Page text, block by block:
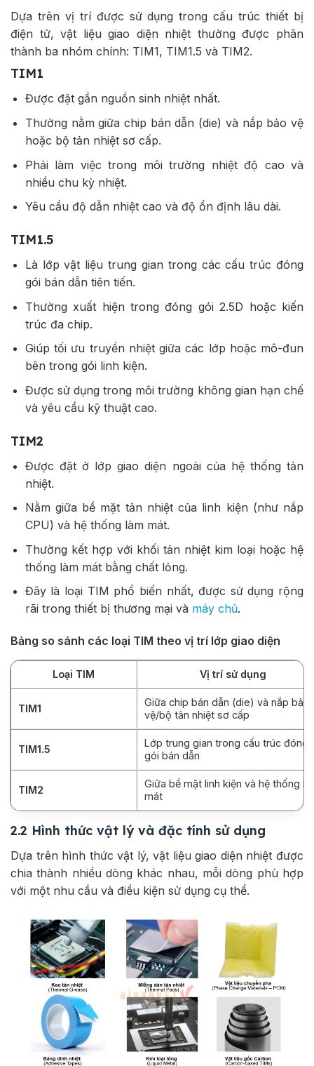
Dựa trên vị trí được sử dụng trong cấu trúc thiết bị
điện tử, vật liệu giao diện nhiệt thường được phân
thành ba nhóm chính: TIM1, TIM1.5 và TIM2.
TIM1
Được đặt gần nguồn sinh nhiệt nhất.
Thường nằm giữa chip bán dẫn (die) và nắp bảo vệ
hoặc bộ tản nhiệt sơ cấp.
Phải làm việc trong môi trường nhiệt độ cao và
nhiều chu kỳ nhiệt.
Yêu cầu độ dẫn nhiệt cao và độ ổn định lâu dài.
TIM1.5
Là lớp vật liệu trung gian trong các cấu trúc đóng
gói bán dẫn tiên tiến.
Thường xuất hiện trong đóng gói 2.5D hoặc kiến
trúc đa chip.
Giúp tối ưu truyền nhiệt giữa các lớp hoặc mô-đun
bên trong gói linh kiện.
Được sử dụng trong môi trường không gian hạn chế
và yêu cầu kỹ thuật cao.
TIM2
Được đặt ở lớp giao diện ngoài của hệ thống tản
nhiệt.
Nằm giữa bề mặt tản nhiệt của linh kiện (như nắp
CPU) và hệ thống làm mát.
Thường kết hợp với khối tản nhiệt kim loại hoặc hệ
thống làm mát bằng chất lỏng.
Đây là loại TIM phổ biến nhất, được sử dụng rộng
rãi trong thiết bị thương mại và máy chủ.
Bảng so sánh các loại TIM theo vị trí lớp giao diện
Loại TIM Vị trí sử dụng
TIM1
Giữa chip bán dẫn (die) và nắp bảo
vệ/bộ tản nhiệt sơ cấp
TIM1.5
Lớp trung gian trong cấu trúc đóng
gói bán dẫn
TIM2
Giữa bề mặt linh kiện và hệ thống
mát
2.2 Hình thức vật lý và đặc tính sử dụng
Dựa trên hình thức vật lý, vật liệu giao diện nhiệt được
chia thành nhiều dòng khác nhau, mỗi dòng phù hợp
với một nhu cầu và điều kiện sử dụng cụ thể.